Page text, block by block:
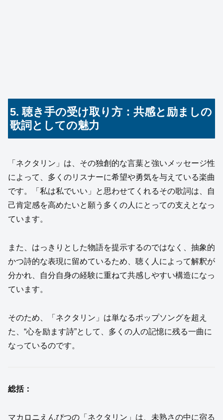
5. 聴き手の受け取り方：共感と励ましの
歌詞としての魅力
「ネクタリン」は、その独創的な言葉と強いメッセージ性
によって、多くのリスナーに希望や勇気を与えている楽曲
です。「私は私でいい」と思わせてくれるその歌詞は、自
己肯定感を高めたいと願う多くの人にとっての支えとなっ
ています。
また、はっきりとした物語を提示するのではなく、抽象的
かつ詩的な表現に留めているため、聴く人によって解釈が
分かれ、自分自身の経験に重ねて共感しやすい構造になっ
ています。
そのため、「ネクタリン」は単なるポップソングを超え
た、“心を励ます詩”として、多くの人の記憶に残る一曲に
なっているのです。
総括：
マカロニえんぴつの「ネクタリン」は、未熟さの中に宿る